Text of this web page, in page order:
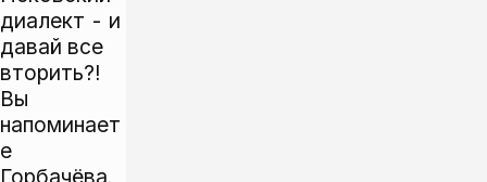
диалект - и
давай все
вторить?!
Вы
напоминает
е
Горбачёва,